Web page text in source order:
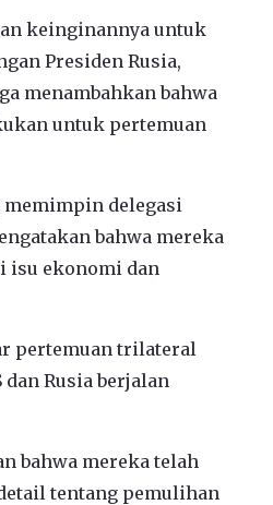
keinginannya untuk
Presiden Rusia,
menambahkan bahwa
untuk pertemuan
memimpin delegasi
bahwa mereka
isu ekonomi dan
pertemuan trilateral
Rusia berjalan
bahwa mereka telah
tentang pemulihan